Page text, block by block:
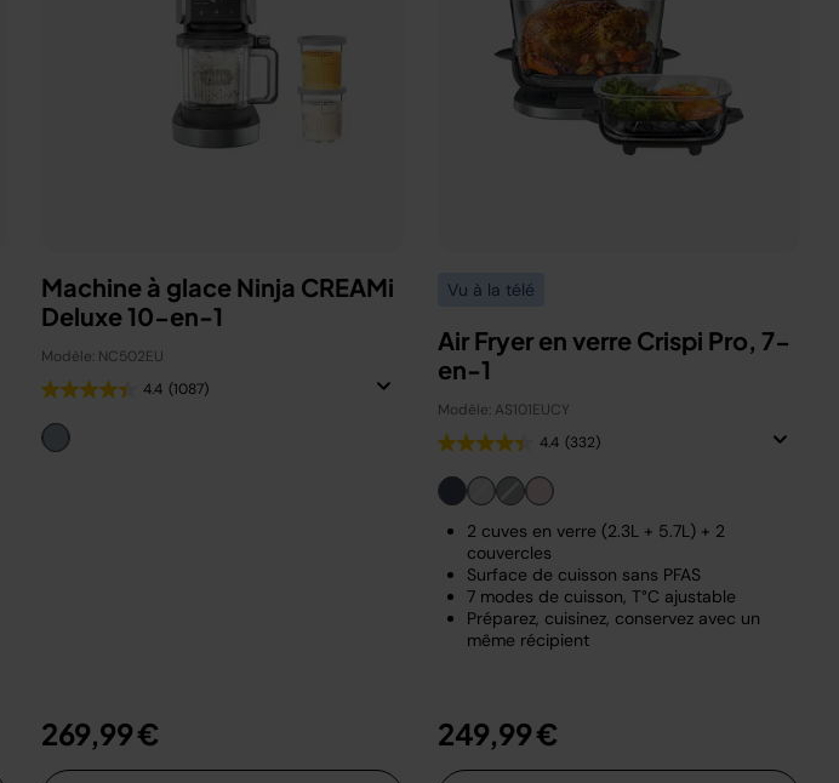
Machine à glace Ninja CREAMi
Deluxe 10-en-1
Modèle: NC502EU
4.4 (1087)
269,99 €
Vu à la télé
Air Fryer en verre Crispi Pro, 7-
en-1
Modèle: AS101EUCY
4.4 (332)
2 cuves en verre (2.3L + 5.7L) + 2
couvercles
Surface de cuisson sans PFAS
7 modes de cuisson, T°C ajustable
Préparez, cuisinez, conservez avec un
même récipient
249,99 €